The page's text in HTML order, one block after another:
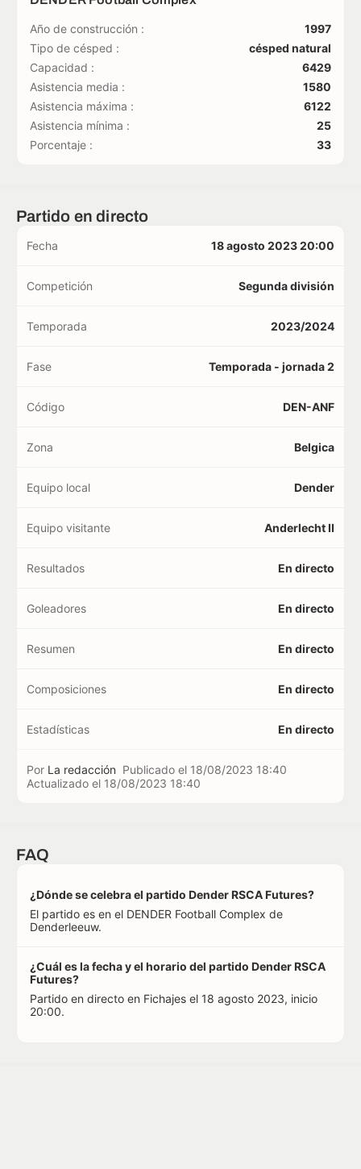
Año de construcción :
1997
Tipo de césped :
césped natural
Capacidad :
6429
Asistencia media :
1580
Asistencia máxima :
6122
Asistencia mínima :
25
Porcentaje :
33
Partido en directo
Fecha 18 agosto 2023 20:00
Competición Segunda división
Temporada 2023/2024
Fase Temporada - jornada 2
Código DEN-ANF
Zona Belgica
Equipo local Dender
Equipo visitante Anderlecht II
Resultados En directo
Goleadores En directo
Resumen En directo
Composiciones En directo
Estadísticas En directo
Por La redacción Publicado el 18/08/2023 18:40
Actualizado el 18/08/2023 18:40
FAQ
¿Dónde se celebra el partido Dender RSCA Futures?
El partido es en el DENDER Football Complex de
Denderleeuw.
¿Cuál es la fecha y el horario del partido Dender RSCA
Futures?
Partido en directo en Fichajes el 18 agosto 2023, inicio
20:00.